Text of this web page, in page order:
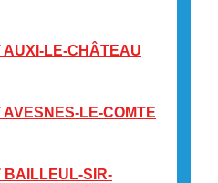
LE-CHÂTEAU
LE-COMTE
BAILLEUL-SIR-